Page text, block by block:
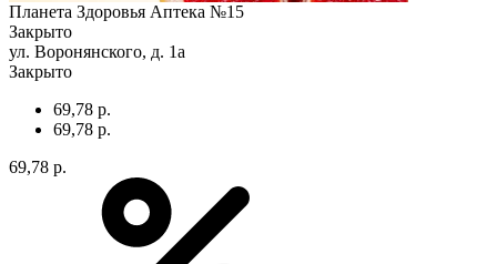
Планета Здоровья Аптека №15
Закрыто
ул. Воронянского, д. 1а
Закрыто
69,78 р.
69,78 р.
69,78 р.